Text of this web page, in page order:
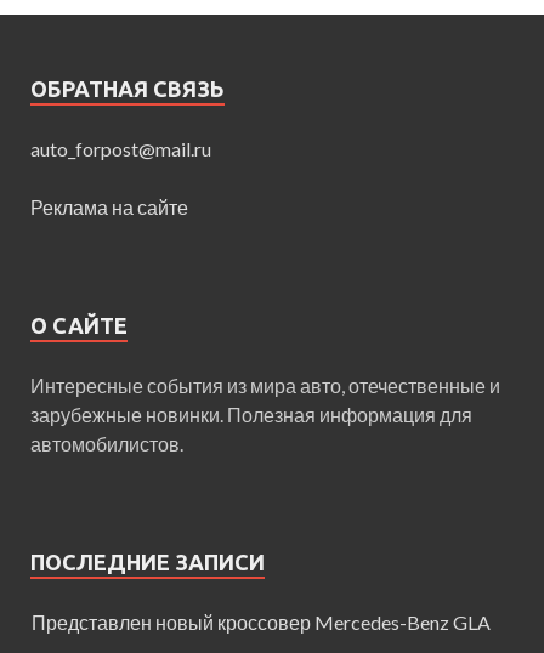
ОБРАТНАЯ СВЯЗЬ
auto_forpost@mail.ru
Реклама на сайте
О САЙТЕ
Интересные события из мира авто, отечественные и
зарубежные новинки. Полезная информация для
автомобилистов.
ПОСЛЕДНИЕ ЗАПИСИ
Представлен новый кроссовер Mercedes-Benz GLA